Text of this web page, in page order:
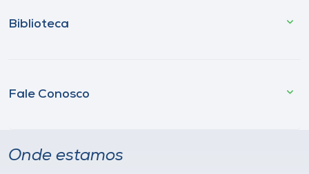
Biblioteca
Fale Conosco
Onde estamos